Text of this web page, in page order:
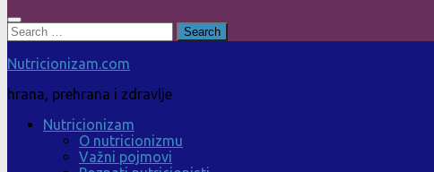
Search
for:
Nutricionizam.com
hrana, prehrana i zdravlje
Nutricionizam
O nutricionizmu
Važni pojmovi